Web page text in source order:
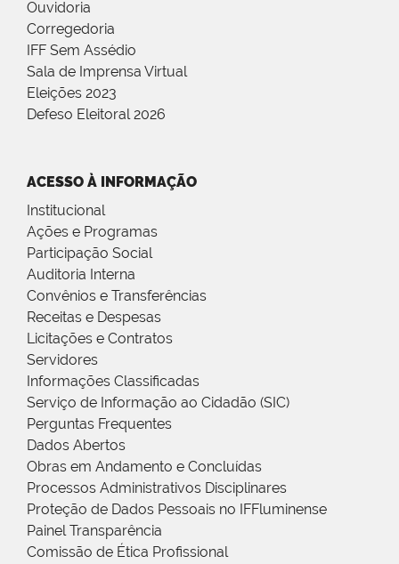
Ouvidoria
Corregedoria
IFF Sem Assédio
Sala de Imprensa Virtual
Eleições 2023
Defeso Eleitoral 2026
ACESSO À INFORMAÇÃO
Institucional
Ações e Programas
Participação Social
Auditoria Interna
Convênios e Transferências
Receitas e Despesas
Licitações e Contratos
Servidores
Informações Classificadas
Serviço de Informação ao Cidadão (SIC)
Perguntas Frequentes
Dados Abertos
Obras em Andamento e Concluídas
Processos Administrativos Disciplinares
Proteção de Dados Pessoais no IFFluminense
Painel Transparência
Comissão de Ética Profissional